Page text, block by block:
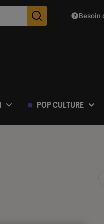
Des
Besoin
POP CULTURE